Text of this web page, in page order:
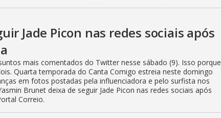
Jade Picon nas redes sociais após
mais comentados do Twitter nesse sábado (9). Isso porque
Quarta temporada do Canta Comigo estreia neste domingo
em fotos postadas pela influenciadora e pelo surfista nos
Brunet deixa de seguir Jade Picon nas redes sociais após
Correio.